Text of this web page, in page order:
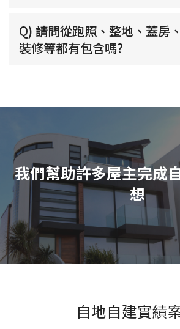
Q) 請問從跑照、整地、蓋房
裝修等都有包含嗎?
我們幫助許多屋主完成
想
自地自建實績